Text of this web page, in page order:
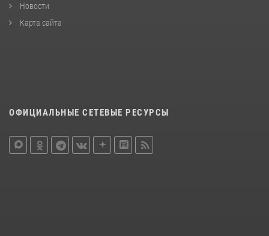
Новости
Карта сайта
ОФИЦИАЛЬНЫЕ СЕТЕВЫЕ РЕСУРСЫ